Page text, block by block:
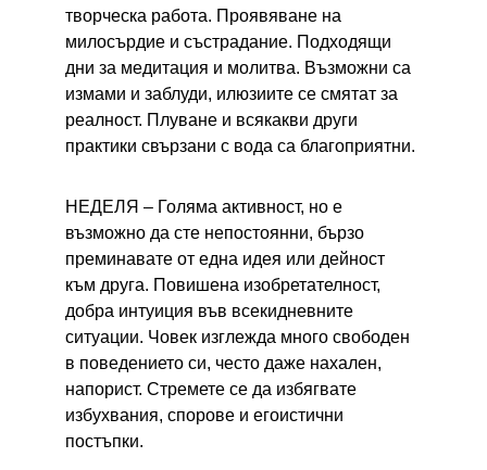
творческа работа. Проявяване на
милосърдие и състрадание. Подходящи
дни за медитация и молитва. Възможни са
измами и заблуди, илюзиите се смятат за
реалност. Плуване и всякакви други
практики свързани с вода са благоприятни.
НЕДЕЛЯ – Голяма активност, но е
възможно да сте непостоянни, бързо
преминавате от една идея или дейност
към друга. Повишена изобретателност,
добра интуиция във всекидневните
ситуации. Човек изглежда много свободен
в поведението си, често даже нахален,
напорист. Стремете се да избягвате
избухвания, спорове и егоистични
постъпки.